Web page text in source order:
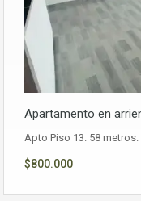
Apartamento en
Apto Piso 13. 58
$800.000